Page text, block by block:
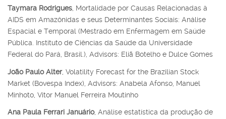
Taymara Rodrigues, Mortalidade por Causas Relacionadas à
AIDS em Amazônidas e seus Determinantes Sociais: Análise
Espacial e Temporal (Mestrado em Enfermagem em Saúde
Pública. Instituto de Ciências da Saúde da Universidade
Federal do Pará, Brasil.), Advisors: Eliã Botelho e Dulce Gomes
João Paulo Alter, Volatility Forecast for the Brazilian Stock
Market (Bovespa Index), Advisors: Anabela Afonso, Manuel
Minhoto, Vitor Manuel Ferreira Moutinho
Ana Paula Ferrari Januário, Análise estatística da produção de